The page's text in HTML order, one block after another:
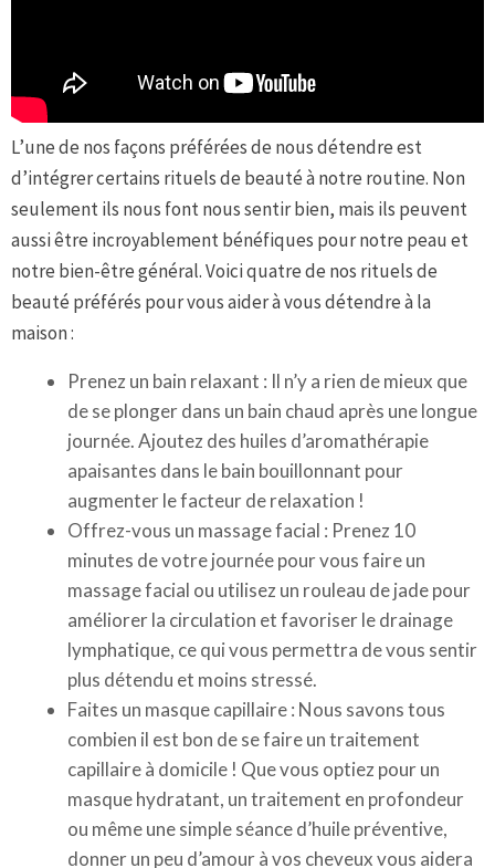
L’une de nos façons préférées de nous détendre est
d’intégrer certains rituels de beauté à notre routine. Non
seulement ils nous font nous sentir bien, mais ils peuvent
aussi être incroyablement bénéfiques pour notre peau et
notre bien-être général. Voici quatre de nos rituels de
beauté préférés pour vous aider à vous détendre à la
maison :
Prenez un bain relaxant : Il n’y a rien de mieux que
de se plonger dans un bain chaud après une longue
journée. Ajoutez des huiles d’aromathérapie
apaisantes dans le bain bouillonnant pour
augmenter le facteur de relaxation !
Offrez-vous un massage facial : Prenez 10
minutes de votre journée pour vous faire un
massage facial ou utilisez un rouleau de jade pour
améliorer la circulation et favoriser le drainage
lymphatique, ce qui vous permettra de vous sentir
plus détendu et moins stressé.
Faites un masque capillaire : Nous savons tous
combien il est bon de se faire un traitement
capillaire à domicile ! Que vous optiez pour un
masque hydratant, un traitement en profondeur
ou même une simple séance d’huile préventive,
donner un peu d’amour à vos cheveux vous aidera